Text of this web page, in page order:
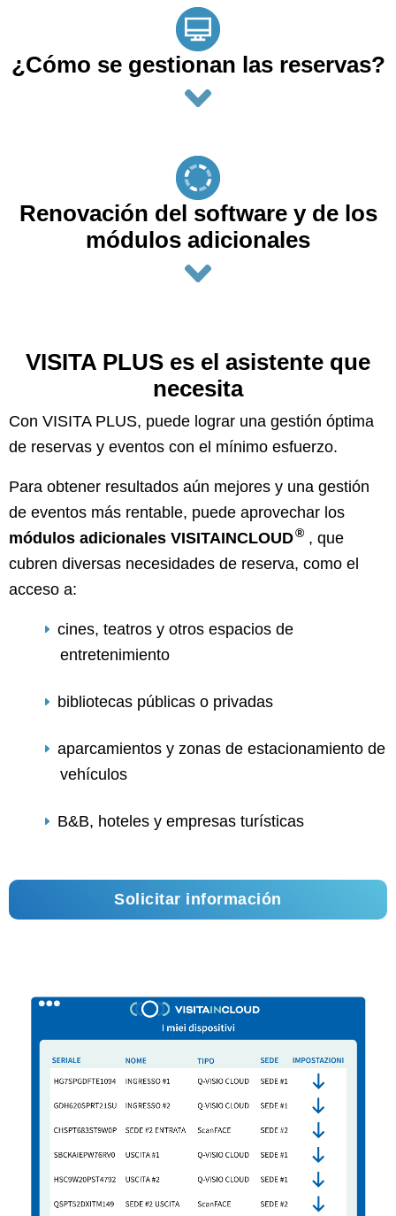
¿Cómo se gestionan las reservas?
Renovación del software y de los
módulos adicionales
VISITA PLUS es el asistente que
necesita
Con VISITA PLUS, puede lograr una gestión óptima
de reservas y eventos con el mínimo esfuerzo.
Para obtener resultados aún mejores y una gestión
de eventos más rentable, puede aprovechar los
módulos adicionales VISITAINCLOUD® , que
cubren diversas necesidades de reserva, como el
acceso a:
cines, teatros y otros espacios de
entretenimiento
bibliotecas públicas o privadas
aparcamientos y zonas de estacionamiento de
vehículos
B&B, hoteles y empresas turísticas
Solicitar información